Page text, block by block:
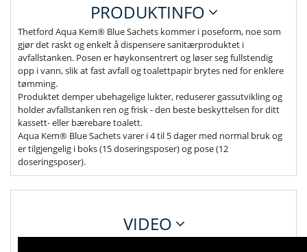
PRODUKTINFO
Thetford Aqua Kem® Blue Sachets kommer i poseform, noe som
gjør det raskt og enkelt å dispensere sanitærproduktet i
avfallstanken. Posen er høykonsentrert og løser seg fullstendig
opp i vann, slik at fast avfall og toalettpapir brytes ned for enklere
tømming.
Produktet demper ubehagelige lukter, reduserer gassutvikling og
holder avfallstanken ren og frisk - den beste beskyttelsen for ditt
kassett- eller bærebare toalett.
Aqua Kem® Blue Sachets varer i 4 til 5 dager med normal bruk og
er tilgjengelig i boks (15 doseringsposer) og pose (12
doseringsposer).
VIDEO